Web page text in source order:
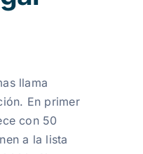
llama
En primer
con 50
a la lista